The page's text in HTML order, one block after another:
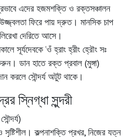
এদের হজমশক্তি ও রক্তসঞ্চালন
ফিরে পায় দ্রুত। মানসিক চাপ
দেরিতে আসে।
সূর্যদেবকে ‘ওঁ হ্রাং হ্রীং হ্রৌং সঃ
ডান হাতে রক্ত প্রবাল (মুঙ্গা)
করলে সৌন্দর্য অটুট থাকে।
স্নিগ্ধা সুন্দরী
কল্পনাশক্তি প্রখর, নিজের যত্ন